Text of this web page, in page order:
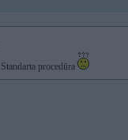
procedūra